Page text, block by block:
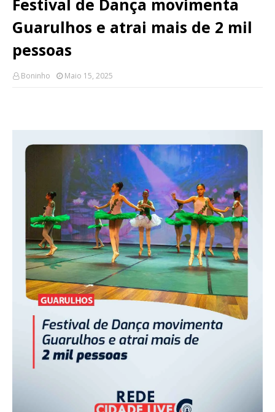
Festival de Dança movimenta
Guarulhos e atrai mais de 2 mil
pessoas
Boninho Maio 15, 2025